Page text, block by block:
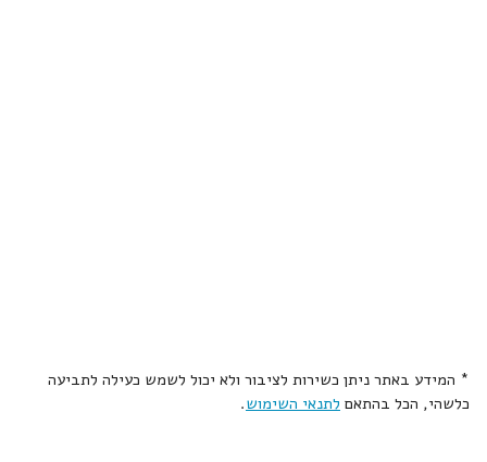
* המידע באתר ניתן כשירות לציבור ולא יכול לשמש כעילה לתביעה
כלשהי, הכל בהתאם לתנאי השימוש.